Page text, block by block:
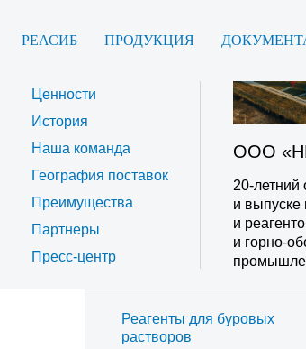
РЕАСИБ ПРОДУКЦИЯ
Цель
История
Наша команда
География поставок
Преимущества
Пресс-центр
Партнеры
Ценности
ООО
20-летний
и выпуске
и
и горно-
Реагенты для буровых
растворов